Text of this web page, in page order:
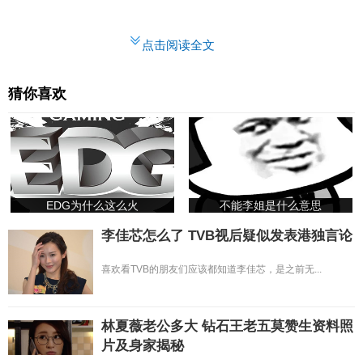
点击阅读全文
猜你喜欢
EDG为什么这么火 不能李姐是什么意思
李佳芯怎么了 TVB视后疑似发表港独言论
喜欢看TVB的朋友们应该都知道李佳芯，是之前无...
林夏薇老公多大 钻石王老五莫赞生资料照
片及身家揭秘